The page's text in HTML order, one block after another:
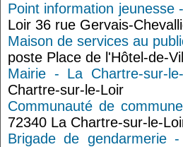
Point information jeunesse
Loir 36 rue Gervais-
Maison de services au
poste Place de l'Hôtel-de-
Mairie - La Chartre-sur-
Chartre-sur-le-Loir
Communauté de
72340 La Chartre-sur-le-
Brigade de gendarmerie